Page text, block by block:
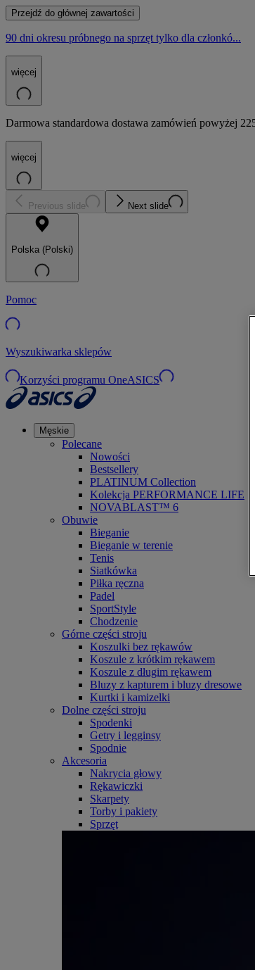
Przejdź do głównej zawartości
90 dni okresu próbnego na sprzęt tylko dla członkó...
więcej
Darmowa standardowa dostawa zamówień powyżej
więcej
Previous slide Next slide
Polska (Polski)
Pomoc
Wyszukiwarka sklepów
Korzyści programu OneASICS
Męskie
Polecane
Nowości
Bestsellery
PLATINUM Collection
Kolekcja PERFORMANCE LIFE
NOVABLAST™ 6
Obuwie
Bieganie
Bieganie w terenie
Tenis
Siatkówka
Piłka ręczna
Padel
SportStyle
Chodzenie
Górne części stroju
Koszulki bez rękawów
Koszule z krótkim rękawem
Koszule z długim rękawem
Bluzy z kapturem i bluzy dresowe
Kurtki i kamizelki
Dolne części stroju
Spodenki
Getry i legginsy
Spodnie
Akcesoria
Nakrycia głowy
Rękawiczki
Skarpety
Torby i pakiety
Sprzęt